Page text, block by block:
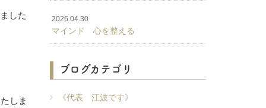
した
しま
2026.04.30
マインド 心を整える
ブログカテゴリ
《代表 江波です》